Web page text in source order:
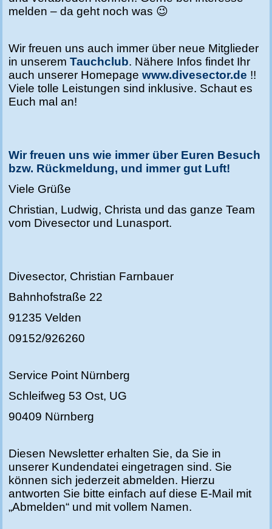
melden – da geht noch was 😉
Wir freuen uns auch immer über neue Mitglieder
in unseremTauchclub. Nähere Infos findet Ihr
auch unserer Homepagewww.divesector.de !!
Viele tolle Leistungen sind inklusive. Schaut es
Euch mal an!
Wir freuen uns wie immer über Euren Besuch
bzw. Rückmeldung, und immer gut Luft!
Viele Grüße
Christian, Ludwig, Christa und das ganze Team
vom Divesector und Lunasport.
Divesector, Christian Farnbauer
Bahnhofstraße 22
91235 Velden
09152/926260
Service Point Nürnberg
Schleifweg 53 Ost, UG
90409 Nürnberg
Diesen Newsletter erhalten Sie, da Sie in
unserer Kundendatei eingetragen sind. Sie
können sich jederzeit abmelden. Hierzu
antworten Sie bitte einfach auf diese E-Mail mit
„Abmelden“ und mit vollem Namen.